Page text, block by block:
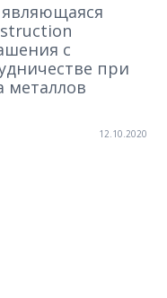
с
при
металлов
12.10.2020